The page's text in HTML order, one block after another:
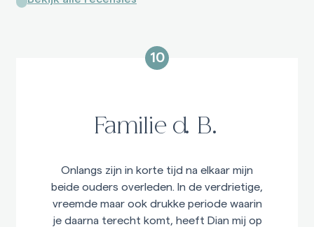
10
Familie d. B.
Onlangs zijn in korte tijd na elkaar mijn
beide ouders overleden. In de verdrietige,
vreemde maar ook drukke periode waarin
je daarna terecht komt, heeft Dian mij op